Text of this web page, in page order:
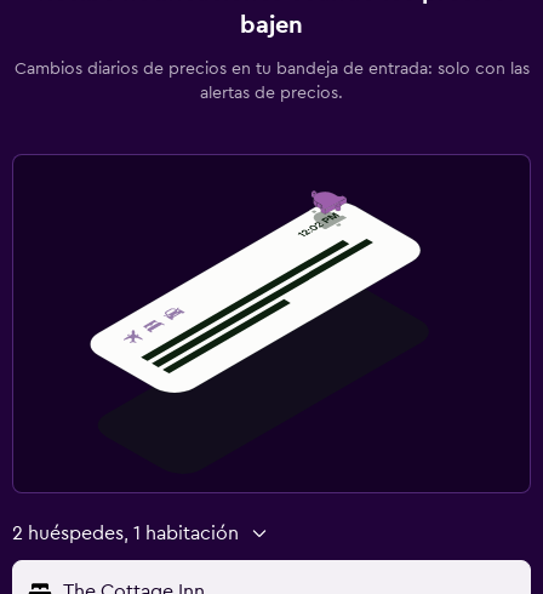
bajen
Cambios diarios de precios en tu bandeja de entrada: solo con las
alertas de precios.
2 huéspedes, 1 habitación